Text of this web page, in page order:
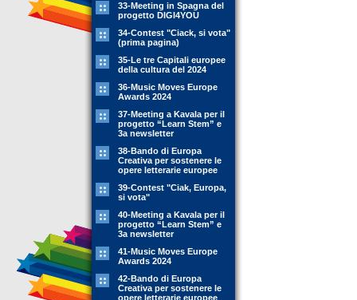
33-Meeting in Spagna del
progetto DIGI4YOU
34-Contest "Ciack, si vota"
(prima pagina)
35-Le tre Capitali europee
della cultura del 2024
36-Music Moves Europe
Awards 2024
37-Meeting a Kavala per il
progetto “Learn Stem” e
3a newsletter
38-Bando di Europa
Creativa per sostenere le
opere letterarie europee
39-Contest "Ciak, Europa,
si vota"
40-Meeting a Kavala per il
progetto “Learn Stem” e
3a newsletter
41-Music Moves Europe
Awards 2024
42-Bando di Europa
Creativa per sostenere le
opere letterarie europee